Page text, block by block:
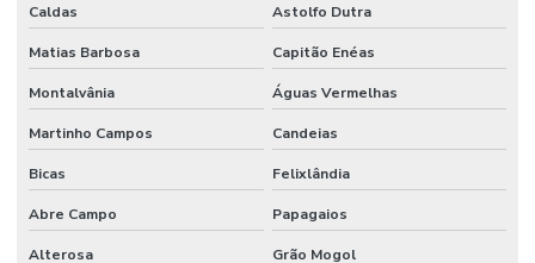
Serviço de manutenção
Serviços De Impermeabilização Predial
Serviços De Manutenção Predial De Qualidade
Serviços De Manutenção Preventiva
Caldas Astolfo Dutra
Matias Barbosa Capitão Enéas
Montalvânia Águas Vermelhas
Martinho Campos Candeias
Bicas Felixlândia
Abre Campo Papagaios
Alterosa Grão Mogol